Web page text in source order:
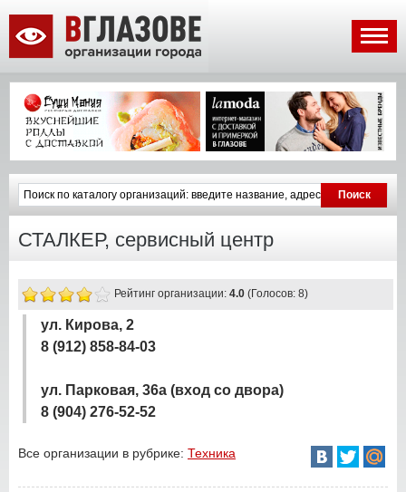
СТАЛКЕР, сервисный центр
Рейтинг организации: 4.0 (Голосов: 8)
ул. Кирова, 2
8 (912) 858-84-03
ул. Парковая, 36а (вход со двора)
8 (904) 276-52-52
Все организации в рубрике: Техника